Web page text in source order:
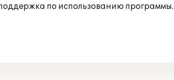
по использованию программы.